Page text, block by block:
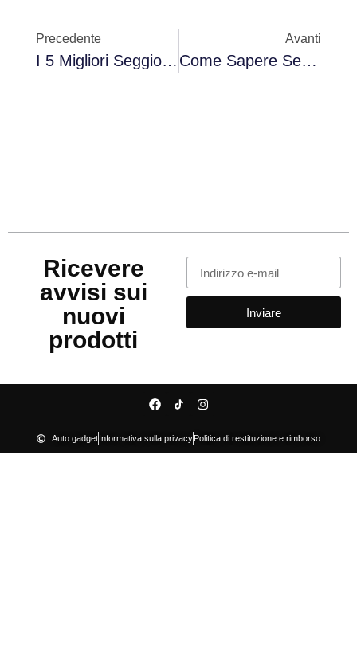
Precedente
I 5 Migliori Seggiolini Auto Del 2025: Sicurezza E Comfort Garantiti
Avanti
Come Sapere Se La Tua Auto Può Entrare In Una Zona A Basse Emissioni (LEZ)
Ricevere
avvisi sui
nuovi
prodotti
Inviare
Auto gadget Informativa sulla privacy Politica di restituzione e rimborso